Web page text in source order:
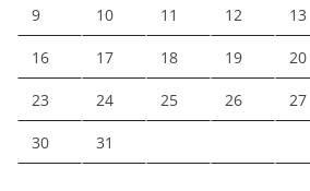
9 10 11 12 13
16 17 18 19 20
23 24 25 26 27
30 31